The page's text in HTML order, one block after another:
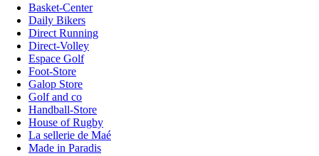
Basket-Center
Daily Bikers
Direct Running
Direct-Volley
Espace Golf
Foot-Store
Galop Store
Golf and co
Handball-Store
House of Rugby
La sellerie de Maé
Made in Paradis